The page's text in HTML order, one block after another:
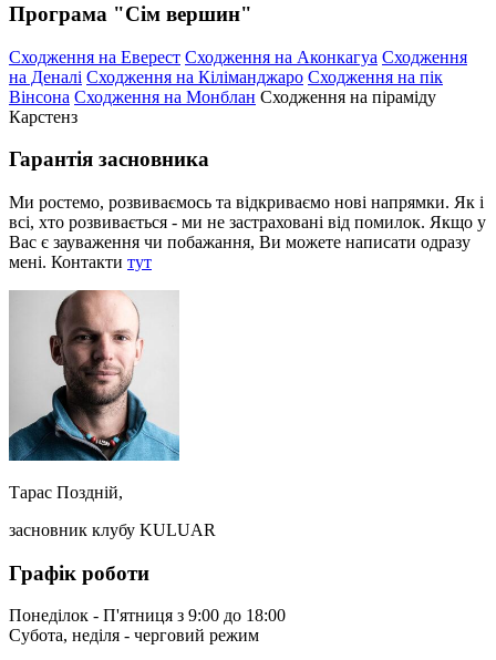
Програма "Сім вершин"
Сходження на Еверест Сходження на Аконкагуа Сходження
на Деналі Сходження на Кіліманджаро Сходження на пік
Вінсона Сходження на Монблан Сходження на піраміду
Карстенз
Гарантія засновника
Ми ростемо, розвиваємось та відкриваємо нові напрямки. Як і
всі, хто розвивається - ми не застраховані від помилок. Якщо у
Вас є зауваження чи побажання, Ви можете написати одразу
мені. Контакти тут
Тарас Поздній,
засновник клубу KULUAR
Графік роботи
Понеділок - П'ятниця з 9:00 до 18:00
Субота, неділя - черговий режим